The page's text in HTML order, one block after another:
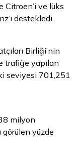
Citroen’i ve lüks
destekledi.
Birliği’nin
trafiğe yapılan
seviyesi 701,251
milyon
görülen yüzde